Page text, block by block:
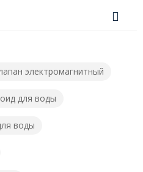
электромагнитный
для воды
воды